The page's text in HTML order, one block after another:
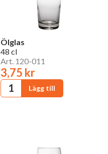
Ölglas
48 cl
Art. 120-011
3,75 kr